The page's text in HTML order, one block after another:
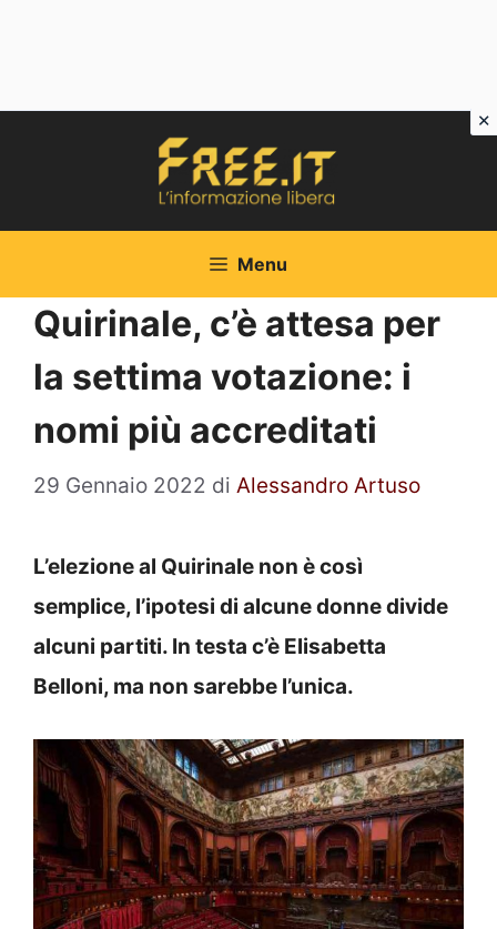
Menu
Quirinale, c’è attesa per
la settima votazione: i
nomi più accreditati
29 Gennaio 2022 di Alessandro Artuso
L’elezione al Quirinale non è così
semplice, l’ipotesi di alcune donne divide
alcuni partiti. In testa c’è Elisabetta
Belloni, ma non sarebbe l’unica.